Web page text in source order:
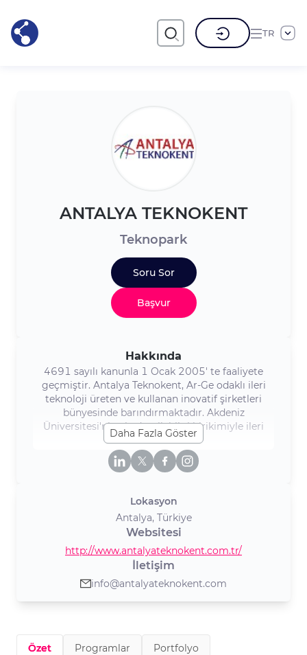
TR
Lokasyon
Antalya, Türkiye
Websitesi
http://www.antalyateknokent.com.tr/
İletişim
info@antalyateknokent.com
ANTALYA TEKNOKENT
Teknopark
Soru Sor
Başvur
Hakkında
4691 sayılı kanunla 1 Ocak 2005' te faaliyete
geçmiştir. Antalya Teknokent, Ar-Ge odaklı ileri
teknoloji üreten ve kullanan inovatif şirketleri
bünyesinde barındırmaktadır. Akdeniz
Üniversitesi'nin akademik bilgi birikimiyle ileri
teknoloji kullanan firmaların inovatif fikirlerini
sentezleyerek ekonomideki teknolojiye dayalı payı
sürekli arttırıp teknoloji kullanan veya üreten
kaynak oluşturmayı misyon edinmiştir. Hali
hazırda 20 yıla yakın tecrübesi 240’ı, Aşkın Şirketi
ve 1500'ün üzerinde Ar-Ge Personeli İle Antalya
‘yı Ve Türkiye’yi Geleceğe Hazırlayan Antalya
Teknoloji Vadisi Projesinin Mimarı, Türkiye’deki En
Büyük Tarım Teknokentini Kurma Vizyonuna
Sahip, Uzay Havacılık Ve Savunma Sanayinin Yeni
Merkezi Türkiye’nin En İyi 7. Teknokenti olarak
faaliyetlerini yürütmektedir.
Daha Fazla Göster
Özet Programlar Portfolyo